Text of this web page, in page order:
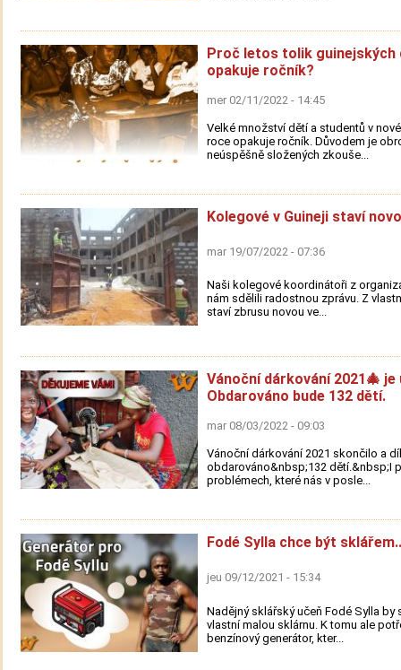
Proč letos tolik guinejských
opakuje ročník?
mer 02/11/2022 - 14:45
Velké množství dětí a studentů v
roce opakuje ročník. Důvodem je
neúspěšně složených zkouše...
Kolegové v Guineji staví
mar 19/07/2022 - 07:36
Naši kolegové koordinátoři z
nám sdělili radostnou zprávu. Z
staví zbrusu novou ve...
Vánoční dárkování 2021🎄 je
Obdarováno bude 132 dětí.
mar 08/03/2022 - 09:03
Vánoční dárkování 2021 skončilo a
obdarováno&nbsp;132 dětí.&nbsp;I
problémech, které nás v posle...
Fodé Sylla chce být
jeu 09/12/2021 - 15:34
Nadějný sklářský učeň Fodé Sylla by
vlastní malou sklárnu. K tomu ale
benzínový generátor, kter...